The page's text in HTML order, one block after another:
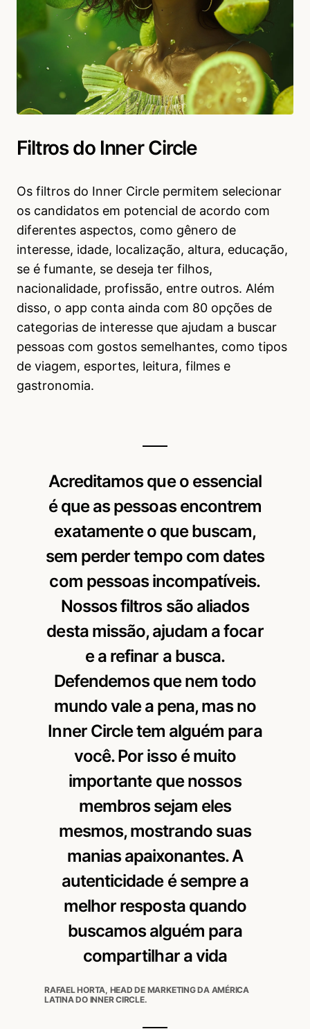
Filtros do Inner Circle
Os filtros do Inner Circle permitem selecionar
os candidatos em potencial de acordo com
diferentes aspectos, como gênero de
interesse, idade, localização, altura, educação,
se é fumante, se deseja ter filhos,
nacionalidade, profissão, entre outros. Além
disso, o app conta ainda com 80 opções de
categorias de interesse que ajudam a buscar
pessoas com gostos semelhantes, como tipos
de viagem, esportes, leitura, filmes e
gastronomia.
Acreditamos que o essencial
é que as pessoas encontrem
exatamente o que buscam,
sem perder tempo com dates
com pessoas incompatíveis.
Nossos filtros são aliados
desta missão, ajudam a focar
e a refinar a busca.
Defendemos que nem todo
mundo vale a pena, mas no
Inner Circle tem alguém para
você. Por isso é muito
importante que nossos
membros sejam eles
mesmos, mostrando suas
manias apaixonantes. A
autenticidade é sempre a
melhor resposta quando
buscamos alguém para
compartilhar a vida
RAFAEL HORTA, HEAD DE MARKETING DA AMÉRICA
LATINA DO INNER CIRCLE.